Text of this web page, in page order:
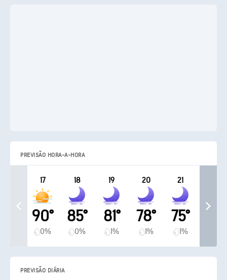
PREVISÃO HORA-A-HORA
17
90°
0%
18
85°
0%
19
81°
1%
20
78°
1%
21
75°
1%
PREVISÃO DIÁRIA